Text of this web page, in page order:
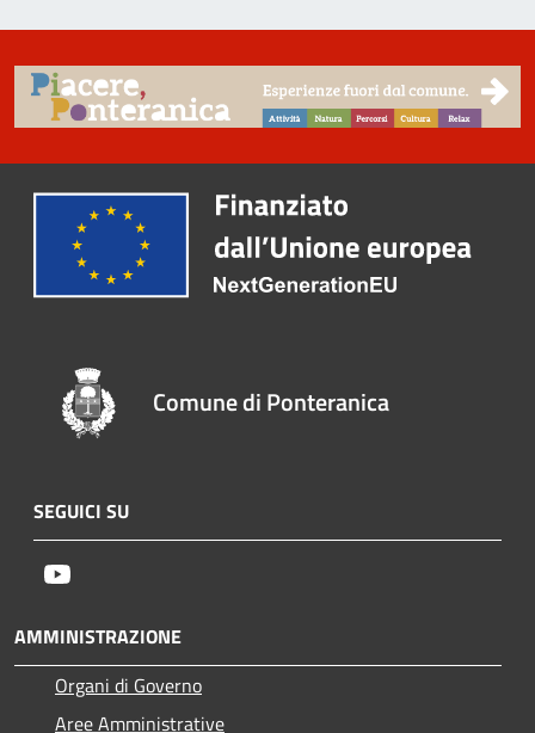
Comune di Ponteranica
SEGUICI SU
AMMINISTRAZIONE
Organi di Governo
Aree Amministrative